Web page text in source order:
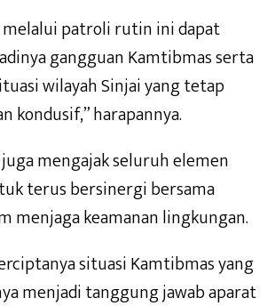
melalui patroli rutin ini dapat
gangguan Kamtibmas serta
wilayah Sinjai yang tetap
kondusif,” harapannya.
mengajak seluruh elemen
terus bersinergi bersama
menjaga keamanan lingkungan.
situasi Kamtibmas yang
menjadi tanggung jawab aparat